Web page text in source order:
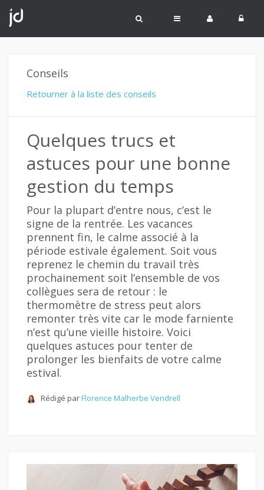
Conseils
Retourner à la liste des conseils
Quelques trucs et
astuces pour une bonne
gestion du temps
Pour la plupart d’entre nous, c’est le
signe de la rentrée. Les vacances
prennent fin, le calme associé à la
période estivale également. Soit vous
reprenez le chemin du travail très
prochainement soit l’ensemble de vos
collègues sera de retour : le
thermomètre de stress peut alors
remonter très vite car le mode farniente
n’est qu’une vieille histoire. Voici
quelques astuces pour tenter de
prolonger les bienfaits de votre calme
estival.
Rédigé parFlorence Malherbe Vendrell